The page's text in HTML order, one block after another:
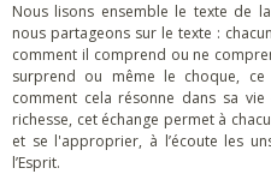
Nous lisons ensemble le texte de
nous partageons sur le texte :
comment il comprend ou ne
surprend ou même le choque, ce
comment cela résonne dans sa
richesse, cet échange permet à
et se l'approprier, à l’écoute les
l’Esprit.